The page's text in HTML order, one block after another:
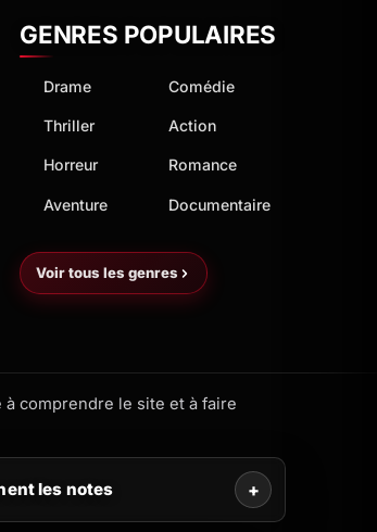
GENRES POPULAIRES
Drame Comédie
Thriller Action
Horreur Romance
Aventure Documentaire
Voir tous les genres
comprendre le site et à faire
les notes +